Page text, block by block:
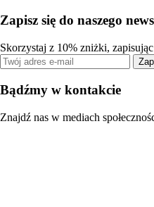
Zapisz się do naszego
Skorzystaj z 10% zniżki,
Bądźmy w kontakcie
Znajdź nas w mediach